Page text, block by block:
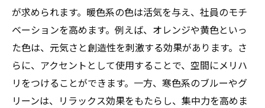
が求められます。暖色系の色は活気を与え、社員のモチ
ベーションを高めます。例えば、オレンジや黄色といっ
た色は、元気さと創造性を刺激する効果があります。さ
らに、アクセントとして使用することで、空間にメリハ
リをつけることができます。一方、寒色系のブルーやグ
リーンは、リラックス効果をもたらし、集中力を高めま